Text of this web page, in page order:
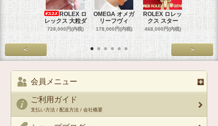
ROLEX ロ
レックス 大粒ダ
728,000円(内税)
OMEGA オメガ
リーフヴィ
178,000円(内税)
ROLEX ロレッ
クス スター
468,000円(内税)
ROLEX
クス
458,000円
< >
会員メニュー
ご利用ガイド
支払い方法 / 配送方法 / 会社概要